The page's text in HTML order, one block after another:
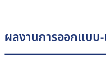
ผลงานการออกแบบ